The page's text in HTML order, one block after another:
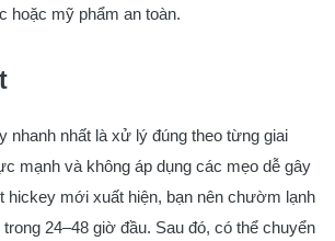
hoặc mỹ phẩm an toàn.
nhanh nhất là xử lý đúng theo từng giai
mạnh và không áp dụng các mẹo dễ gây
hickey mới xuất hiện, bạn nên chườm lạnh
trong 24–48 giờ đầu. Sau đó, có thể chuyển